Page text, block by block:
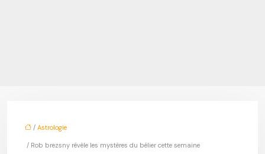
/ Astrologie
/ Rob brezsny révèle les mystères du bélier cette semaine